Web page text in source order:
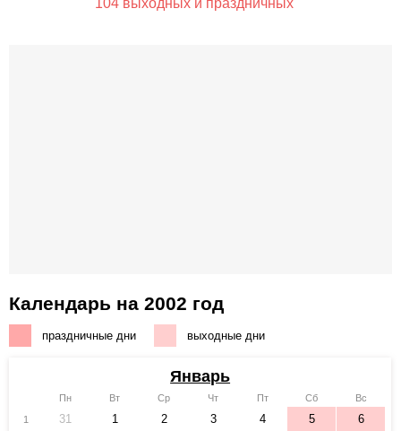
104 выходных и праздничных
Календарь на 2002 год
праздничные дни выходные дни
Январь
Пн Вт Ср Чт Пт Сб
Вс
1
31 1 2 3 4 5 6